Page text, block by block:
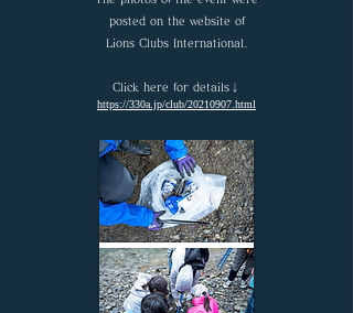
posted on the website of
Lions Clubs International.
Click here for details↓
https://330a.jp/club/20210907.html